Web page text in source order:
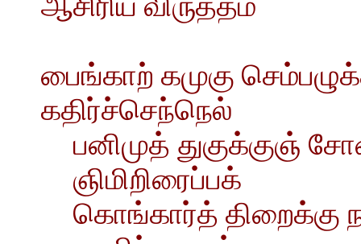
பைங்காற் கமுகு
கதிர்ச்செந்நெல்
பனிமுத் துகுக்குஞ்
ஞிமிறிரைப்பக்
கொங்கார்த் திறைக்கு